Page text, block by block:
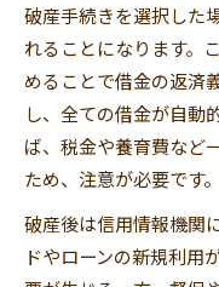
破産手続きを選択した
れることになります。
めることで借金の返済
し、全ての借金が自動
ば、税金や養育費など
ため、注意が必要です。
破産後は信用情報機関
ドやローンの新規利用